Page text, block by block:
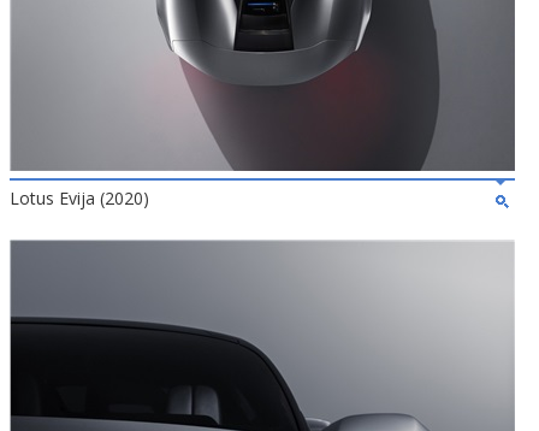
Lotus Evija (2020)